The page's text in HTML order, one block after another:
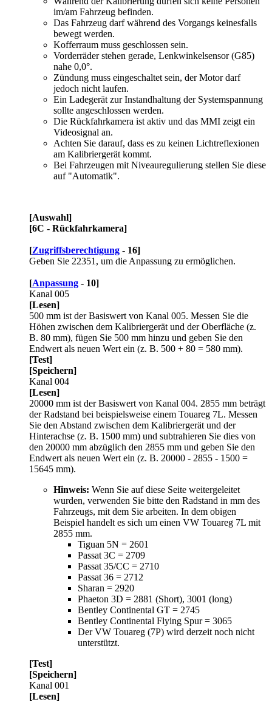
im/am Fahrzeug befinden.
Das Fahrzeug darf während des Vorgangs keinesfalls
bewegt werden.
Kofferraum muss geschlossen sein.
Vorderräder stehen gerade, Lenkwinkelsensor (G85)
nahe 0,0°.
Zündung muss eingeschaltet sein, der Motor darf
jedoch nicht laufen.
Ein Ladegerät zur Instandhaltung der Systemspannung
sollte angeschlossen werden.
Die Rückfahrkamera ist aktiv und das MMI zeigt ein
Videosignal an.
Achten Sie darauf, dass es zu keinen Lichtreflexionen
am Kalibriergerät kommt.
Bei Fahrzeugen mit Niveauregulierung stellen Sie diese
auf "Automatik".
[Auswahl]
[6C - Rückfahrkamera]
[Zugriffsberechtigung - 16]
Geben Sie 22351, um die Anpassung zu ermöglichen.
[Anpassung - 10]
Kanal 005
[Lesen]
500 mm ist der Basiswert von Kanal 005. Messen Sie die
Höhen zwischen dem Kalibriergerät und der Oberfläche (z.
B. 80 mm), fügen Sie 500 mm hinzu und geben Sie den
Endwert als neuen Wert ein (z. B. 500 + 80 = 580 mm).
[Test]
[Speichern]
Kanal 004
[Lesen]
20000 mm ist der Basiswert von Kanal 004. 2855 mm beträgt
der Radstand bei beispielsweise einem Touareg 7L. Messen
Sie den Abstand zwischen dem Kalibriergerät und der
Hinterachse (z. B. 1500 mm) und subtrahieren Sie dies von
den 20000 mm abzüglich den 2855 mm und geben Sie den
Endwert als neuen Wert ein (z. B. 20000 - 2855 - 1500 =
15645 mm).
Hinweis: Wenn Sie auf diese Seite weitergeleitet
wurden, verwenden Sie bitte den Radstand in mm des
Fahrzeugs, mit dem Sie arbeiten. In dem obigen
Beispiel handelt es sich um einen VW Touareg 7L mit
2855 mm.
Tiguan 5N = 2601
Passat 3C = 2709
Passat 35/CC = 2710
Passat 36 = 2712
Sharan = 2920
Phaeton 3D = 2881 (Short), 3001 (long)
Bentley Continental GT = 2745
Bentley Continental Flying Spur = 3065
Der VW Touareg (7P) wird derzeit noch nicht
unterstützt.
[Test]
[Speichern]
Kanal 001
[Lesen]